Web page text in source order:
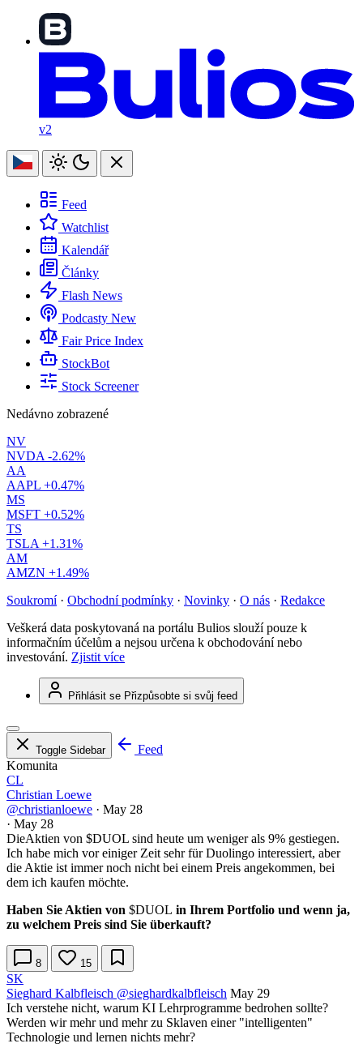
v2
Feed
Watchlist
Kalendář
Články
Flash News
Podcasty New
Fair Price Index
StockBot
Stock Screener
Nedávno zobrazené
NV
NVDA -2.62%
AA
AAPL +0.47%
MS
MSFT +0.52%
TS
TSLA +1.31%
AM
AMZN +1.49%
Soukromí · Obchodní podmínky · Novinky · O nás · Redakce
Veškerá data poskytovaná na portálu Bulios slouží pouze k
informačním účelům a nejsou určena k obchodování nebo
investování. Zjistit více
Přihlásit se Přizpůsobte si svůj feed
Toggle Sidebar
Feed
Komunita
CL
Christian Loewe
@christianloewe · May 28
· May 28
DieAktien von $DUOL sind heute um weniger als 9% gestiegen.
Ich habe mich vor einiger Zeit sehr für Duolingo interessiert, aber
die Aktie ist immer noch nicht bei einem Preis angekommen, bei
dem ich kaufen möchte.
Haben Sie Aktien von $DUOL in Ihrem Portfolio und wenn ja,
zu welchem Preis sind Sie überkauft?
8 15
SK
Sieghard Kalbfleisch @sieghardkalbfleisch May 29
Ich verstehe nicht, warum KI Lehrprogramme bedrohen sollte?
Werden wir mehr und mehr zu Sklaven einer "intelligenten"
Technologie und lernen nichts mehr?